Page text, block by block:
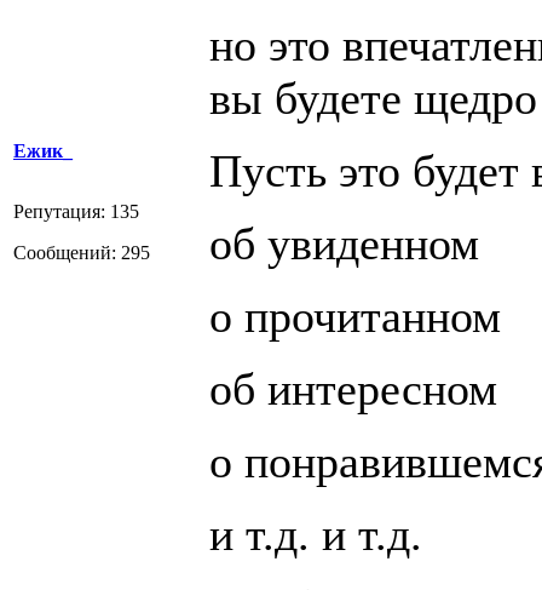
Ежик_
Репутация: 135
Сообщений: 295
но это
вы будете
Пусть это будет
об увиденном
о прочитанном
об интересном
о
и т.д. и т.д.